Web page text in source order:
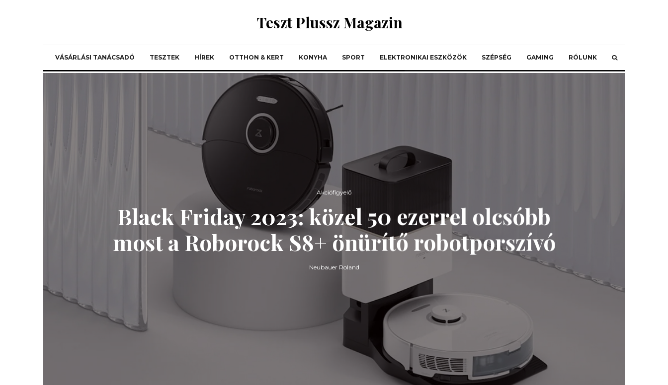
Teszt Plussz Magazin
VÁSÁRLÁSI TANÁCSADÓ TESZTEK HÍREK OTTHON & KERT KONYHA SPORT ELEKTRONIKAI ESZKÖZÖK SZÉPSÉG GAMING RÓLUNK
Akciófigyelő
Black Friday 2023: közel 50 ezerrel olcsóbb
most a Roborock S8+ önürítő robotporszívó
Neubauer Roland